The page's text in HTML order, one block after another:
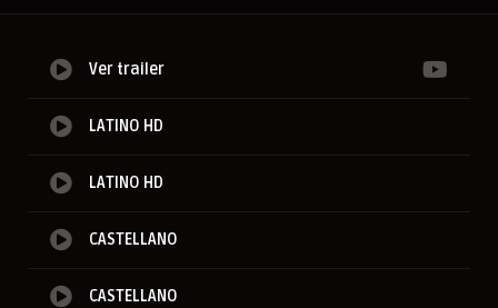
Ver trailer
LATINO HD
LATINO HD
CASTELLANO
CASTELLANO